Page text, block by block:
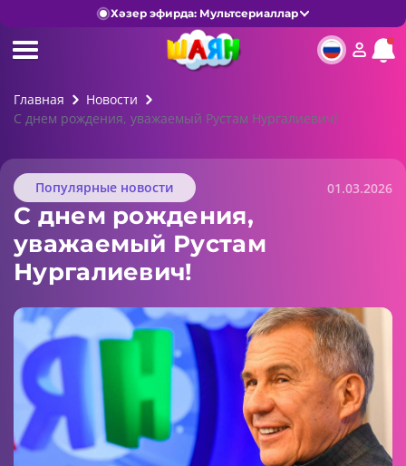
Хәзер эфирда: Мультсериаллар
Главная
Новости
С днем рождения, уважаемый Рустам Нургалиевич!
Популярные новости 01.03.2026
С днем рождения,
уважаемый Рустам
Нургалиевич!